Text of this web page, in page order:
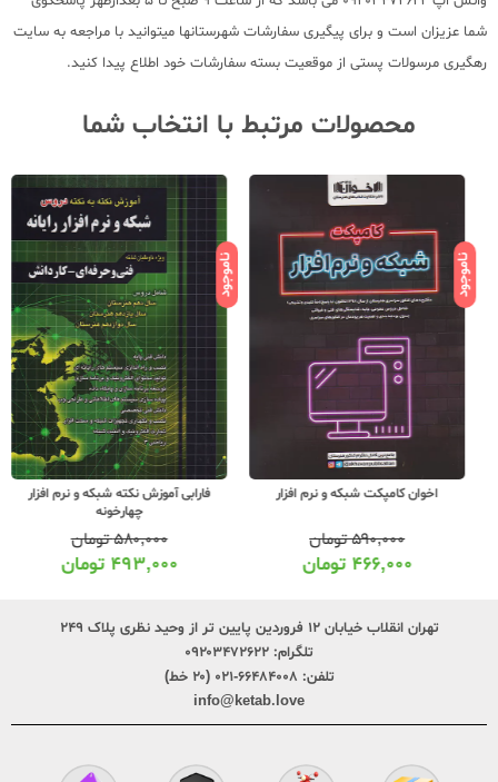
شما عزیزان است و برای پیگیری سفارشات شهرستانها میتوانید با مراجعه به سایت
رهگیری مرسولات پستی از موقعیت بسته سفارشات خود اطلاع پیدا کنید.
محصولات مرتبط با انتخاب شما
ناموجود
اخوان کامپکت شبکه و نرم افزار
۵۹۰,۰۰۰تومان
۴۶۶,۰۰۰تومان
ناموجود
فارابی آموزش نکته شبکه و نرم افزار
چهارخونه
۵۸۰,۰۰۰تومان
۴۹۳,۰۰۰تومان
تهران انقلاب خیابان ۱۲ فروردین پایین تر از وحید نظری پلاک ۲۴۹
تلگرام: ۰۹۲۰۳۴۷۲۶۲۲
تلفن: ۶۶۴۸۴۰۰۸-۰۲۱ (۲۰ خط)
info@ketab.love